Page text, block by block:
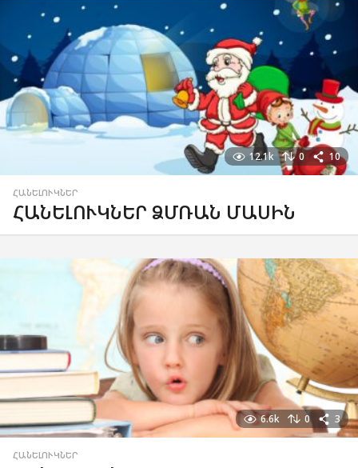
12.1k 0 10
ՀԱՆԵԼՈՒԿՆԵՐ
ՀԱՆԵԼՈՒԿՆԵՐ ՁՄՌԱՆ ՄԱՍԻՆ
6.6k 0 3
ՀԱՆԵԼՈՒԿՆԵՐ